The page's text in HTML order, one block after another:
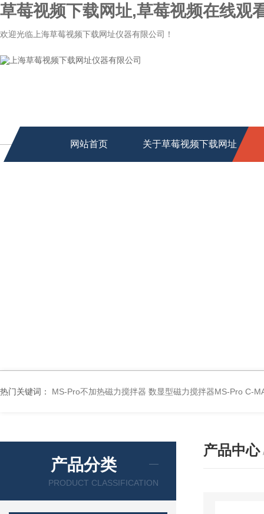
草莓视频下载网址,草莓视频在线观
欢迎光临上海草莓视频下载网址仪器有限公司！
网站首页 关于草莓视频下载网址
热门关键词： MS-Pro不加热磁力搅拌器 数显型磁力搅拌器MS-Pro C-
产品分类
PRODUCT CLASSIFICATION
产品中心